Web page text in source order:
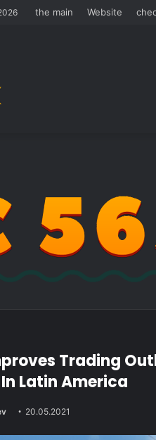
the main Website
Trading
Latin America
20.05.2021